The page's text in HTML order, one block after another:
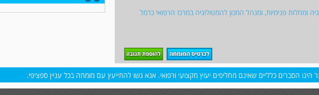
ומחלות פנימיות, ומנהל המכון להמטולוגיה במרכז הרפואי כרמל
הינו הסברים כלליים שאינם מחליפים יעוץ מקצועי ורפואי. אנא גשו להתייעץ עם מומחה בכל עניין ספציפי.